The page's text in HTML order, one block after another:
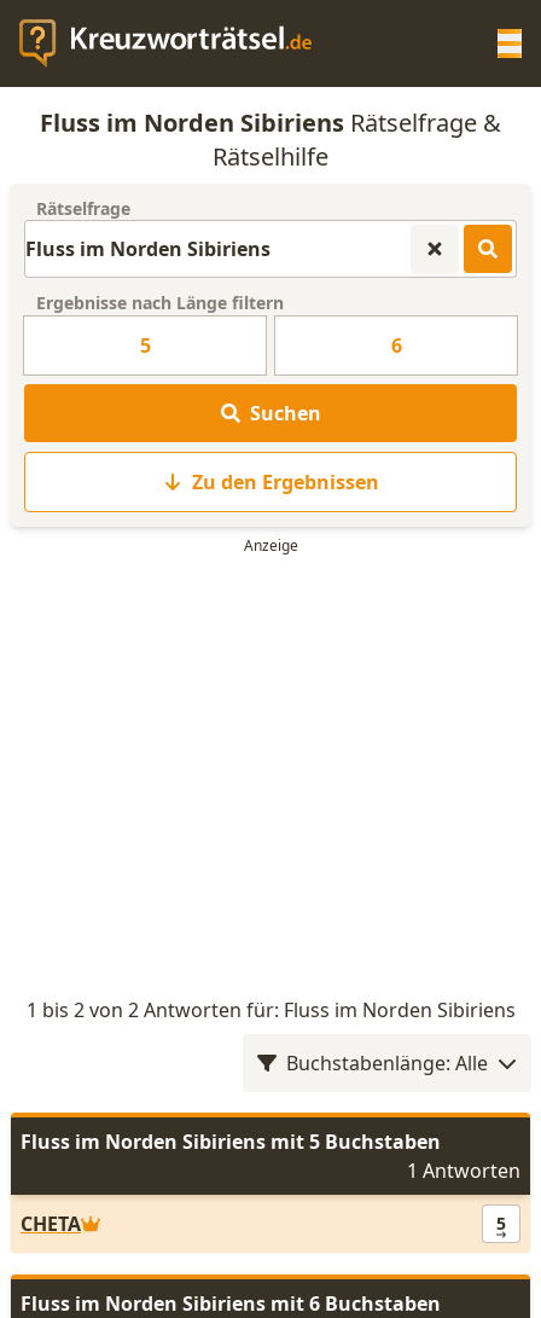
KREUZWORTRÄTSEL-HILFE
ANAGRAMM-GENERATOR
WORTLISTE
Fluss im Norden Sibiriens Rätselfrage &
Rätselhilfe
Rätselfrage
Ergebnisse nach Länge filtern
5 6
Suchen
Zu den Ergebnissen
1 bis 2 von 2 Antworten für: Fluss im Norden Sibiriens
Buchstabenlänge: Alle
Fluss im Norden Sibiriens mit 5 Buchstaben
1 Antworten
CHETA
5
Fluss im Norden Sibiriens mit 6 Buchstaben